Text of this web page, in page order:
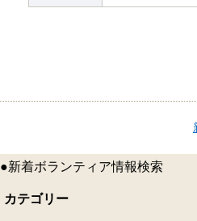
●新着ボランティア情報検索
カテゴリー